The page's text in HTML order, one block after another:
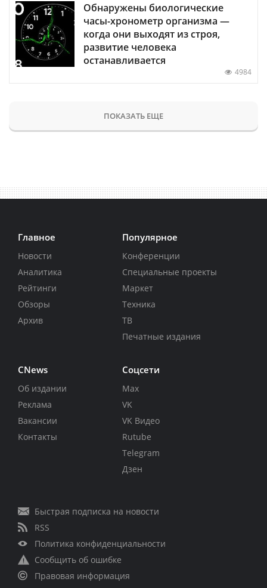
Обнаружены биологические
часы-хронометр организма —
когда они выходят из строя,
развитие человека
останавливается
4984
ПОКАЗАТЬ ЕЩЕ
Главное
Новости
Аналитика
Рейтинги
Обзоры
Архив
Популярное
Конференции
Специальные проекты
Маркет
Техника
ТВ
Печатные издания
CNews
Об издании
Реклама
Вакансии
Контакты
Соцсети
Max
VK
VK Видео
Rutube
Telegram
Дзен
Быстрая подписка на новости
RSS
Политика конфиденциальности
Сообщить об ошибке
Правовая информация